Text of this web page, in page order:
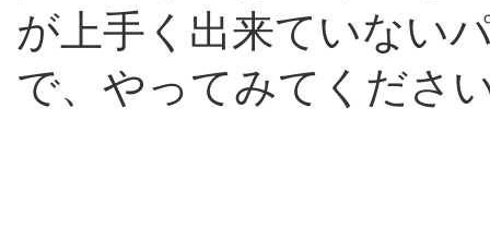
が上手く出来ていない
で、やってみてくださ